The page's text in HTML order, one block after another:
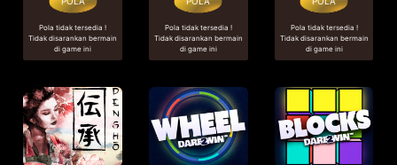
Pola tidak tersedia !
Tidak disarankan bermain
di game ini
Pola tidak tersedia !
Tidak disarankan bermain
di game ini
Pola tidak tersedia !
Tidak disarankan bermain
di game ini